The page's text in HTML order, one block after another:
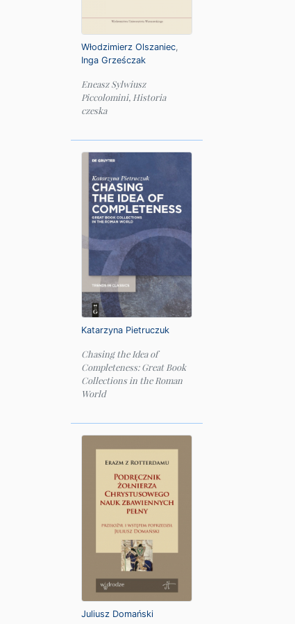
Włodzimierz Olszaniec,
Inga Grześczak
Eneasz Sylwiusz
Piccolomini, Historia
czeska
Katarzyna Pietruczuk
Chasing the Idea of
Completeness: Great Book
Collections in the Roman
World
Juliusz Domański